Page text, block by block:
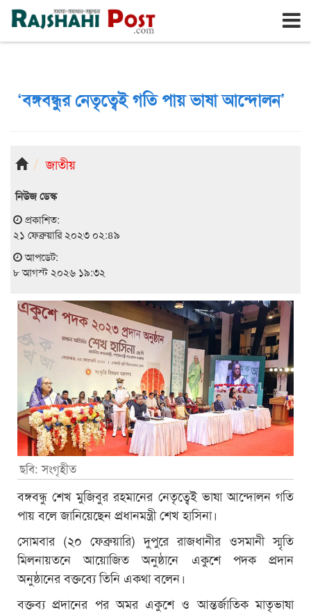
রাজশাহী শনিবার, ৮ই আগস্ট ২০২৬, ২৫শে শ্রাবণ ১৪৩৩
‘বঙ্গবন্ধুর নেতৃত্বেই গতি পায় ভাষা আন্দোলন’
জাতীয়
নিউজ ডেস্ক
প্রকাশিত:
২১ ফেব্রুয়ারি ২০২৩ ০২:৪৯
আপডেট:
৮ আগস্ট ২০২৬ ১৯:৩২
ছবি: সংগৃহীত
বঙ্গবন্ধু শেখ মুজিবুর রহমানের নেতৃত্বেই ভাষা আন্দোলন গতি
পায় বলে জানিয়েছেন প্রধানমন্ত্রী শেখ হাসিনা।
সোমবার (২০ ফেব্রুয়ারি) দুপুরে রাজধানীর ওসমানী স্মৃতি
মিলনায়তনে আয়োজিত অনুষ্ঠানে একুশে পদক প্রদান
অনুষ্ঠানের বক্তব্যে তিনি একথা বলেন।
বক্তব্য প্রদানের পর অমর একুশে ও আন্তর্জাতিক মাতৃভাষা